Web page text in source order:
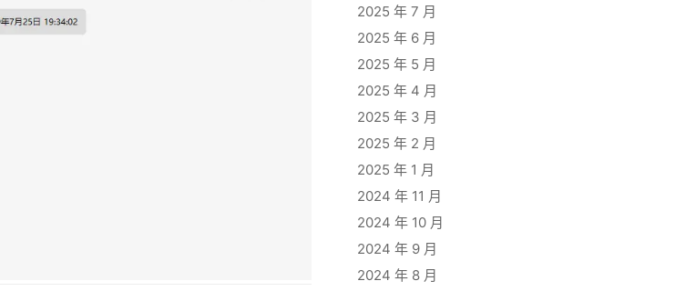
2025 年 7 月
2025 年 6 月
2025 年 5 月
2025 年 4 月
2025 年 3 月
2025 年 2 月
2025 年 1 月
2024 年 11 月
2024 年 10 月
2024 年 9 月
2024 年 8 月